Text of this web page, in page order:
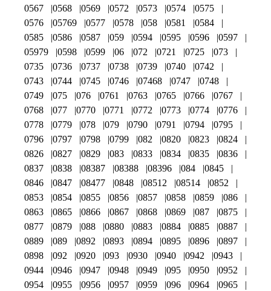
0567
0568 0569 0572 0573 0574
0575
0576
05769 0577 0578 058 0581
0584
0585
0586 0587 059 0594 0595 0596
0597
05979
0598 0599 06 072 0721 0725
073
0735
0736 0737 0738 0739 0740
0742
0743
0744 0745 0746 07468 0747
0748
0749
075 076 0761 0763 0765 0766
0767
0768
077 0770 0771 0772 0773 0774
0776
0778
0779 078 079 0790 0791 0794
0795
0796
0797 0798 0799 082 0820 0823
0824
0826
0827 0829 083 0833 0834 0835
0836
0837
0838 08387 08388 08396 084
0845
0846
0847 08477 0848 08512 08514
0852
0853
0854 0855 0856 0857 0858 0859
086
0863
0865 0866 0867 0868 0869 087
0875
0877
0879 088 0880 0883 0884 0885
0887
0889
089 0892 0893 0894 0895 0896
0897
0898
092 0920 093 0930 0940 0942
0943
0944
0946 0947 0948 0949 095 0950
0952
0954
0955 0956 0957 0959 096 0964
0965